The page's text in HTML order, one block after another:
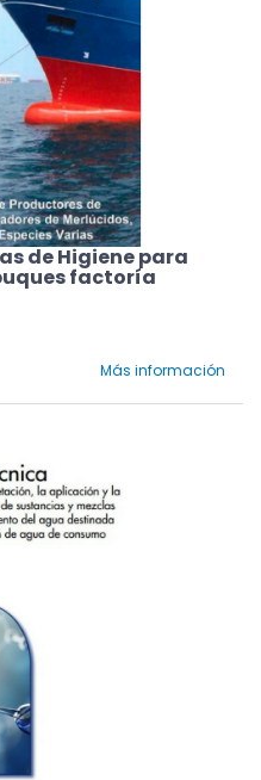
de Higiene para
factoría
Más información